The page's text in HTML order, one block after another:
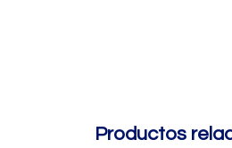
Productos